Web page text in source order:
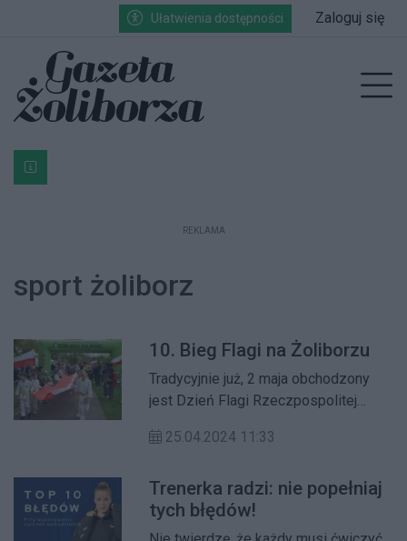
Przejdź do głównych treści
Przejdź do wyszukiwarki
Przejdź do głównego menuUłatwienia dostępności Zaloguj się
Bardzo ważna informacja dla podatników posiadających
REKLAMA
sport żoliborz
10. Bieg Flagi na Żoliborzu
Tradycyjnie już, 2 maja obchodzony
jest Dzień Flagi Rzeczpospolitej
będą biegacze, którzy w parku Kępa
jubileuszowej edycji Biegu Flagi.
25.04.2024 11:33
Trenerka radzi: nie popełniaj
tych błędów!